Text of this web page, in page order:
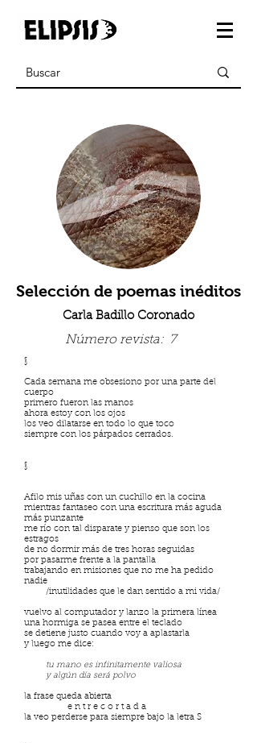
Selección de poemas inéditos
Carla Badillo Coronado
Número revista: 7
§
Cada semana me obsesiono por una parte del
cuerpo
primero fueron las manos
ahora estoy con los ojos
los veo dilatarse en todo lo que toco
siempre con los párpados cerrados.
§
Afilo mis uñas con un cuchillo en la cocina
mientras fantaseo con una escritura más aguda
más punzante
me río con tal disparate y pienso que son los
estragos
de no dormir más de tres horas seguidas
por pasarme frente a la pantalla
trabajando en misiones que no me ha pedido
nadie
/inutilidades que le dan sentido a mi vida/
vuelvo al computador y lanzo la primera línea
una hormiga se pasea entre el teclado
se detiene justo cuando voy a aplastarla
y luego me dice:
tu mano es infinitamente valiosa
y algún día será polvo
la frase queda abierta
e n t r e c o r t a d a
la veo perderse para siempre bajo la letra S